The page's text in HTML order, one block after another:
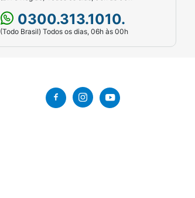
0300.313.1010.
(Todo Brasil) Todos os dias, 06h às 00h